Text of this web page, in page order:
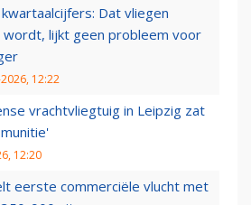
Dat vliegen
wordt, lijkt geen probleem voor
12:22
vrachtvliegtuig in Leipzig zat
12:20
eerste commerciële vlucht met